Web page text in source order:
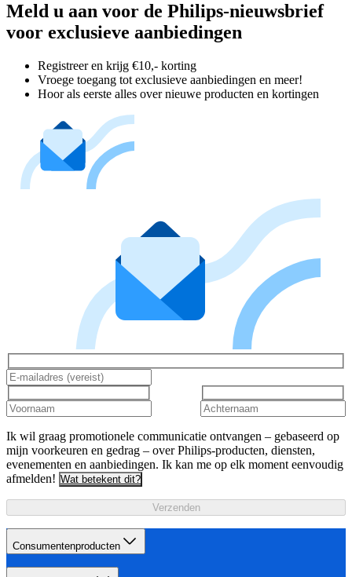
Meld u aan voor de Philips-nieuwsbrief
voor exclusieve aanbiedingen
Registreer en krijg €10,- korting
Vroege toegang tot exclusieve aanbiedingen en meer!
Hoor als eerste alles over nieuwe producten en kortingen
Ik wil graag promotionele communicatie ontvangen – gebaseerd op
mijn voorkeuren en gedrag – over Philips-producten, diensten,
evenementen en aanbiedingen. Ik kan me op elk moment eenvoudig
afmelden! Wat betekent dit?
Verzenden
Consumentenproducten